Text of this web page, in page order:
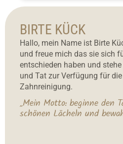
BIRTE KÜCK
Hallo, mein Name ist Birte
und freue mich das sie sich
entschieden haben und
und Tat zur Verfügung für
Zahnreinigung.
„Mein Motto: beginne den
schönen Lächeln und